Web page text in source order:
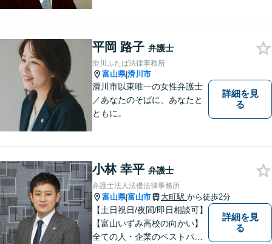
交渉などの代理人活動を行い
ます。顧問契約先の法律相
談、個人の方の法律相談対応
も。
平岡 路子 弁護士
滑川ふたば法律事務所
富山県|滑川市
滑川市以東唯一の女性弁護士
／あなたのそばに、あなたと
ともに。
詳細を見
る
小林 幸平 弁護士
弁護士法人法優法律事務所
富山県|富山市 大町駅 から徒歩2分
【土日祝日/夜間/即日相談可】
【富山いずみ高校の向かい】
全ての人・企業のベストパー
詳細を見
る